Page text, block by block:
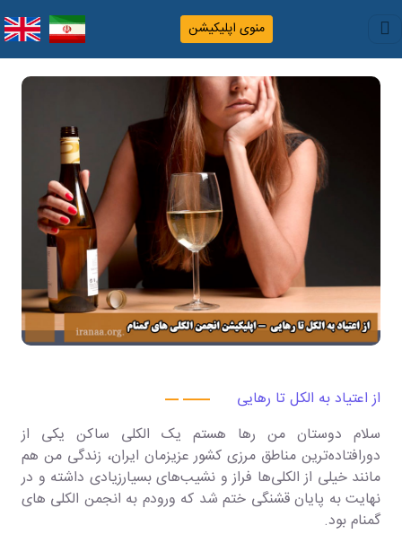
منوی اپلیکیشن
از اعتیاد به الکل تا رهایی
سلام دوستان من رها هستم یک الکلی ساکن یکی از
دورافتاده‌ترین مناطق مرزی کشور عزیزمان ایران، زندگی من هم
مانند خیلی از الکلی‌ها فراز و نشیب‌های بسیارزیادی داشته و در
نهایت به پایان قشنگی ختم شد که ورودم به انجمن الکلی های
گمنام بود.